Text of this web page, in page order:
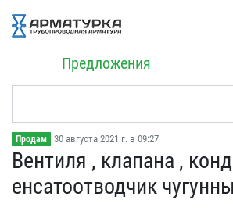
Предложения
Продам 30 августа 2021 г. в 09:27
Вентиля , клапана , конд​
енсатоотводчик